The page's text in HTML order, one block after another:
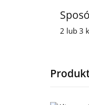
2 lub 3